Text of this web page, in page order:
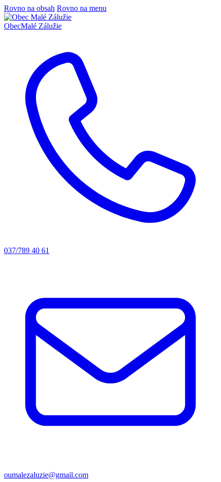
Rovno na obsah Rovno na menu
ObecMalé Zálužie
037/789 40 61
oumalezaluzie@gmail.com